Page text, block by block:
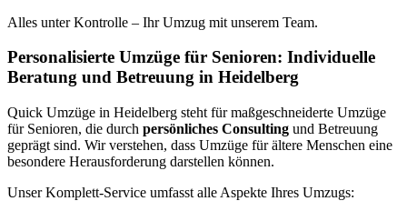
Alles unter Kontrolle – Ihr Umzug mit unserem Team.
Personalisierte Umzüge für Senioren: Individuelle
Beratung und Betreuung in Heidelberg
Quick Umzüge in Heidelberg steht für maßgeschneiderte Umzüge
für Senioren, die durch persönliches Consulting und Betreuung
geprägt sind. Wir verstehen, dass Umzüge für ältere Menschen eine
besondere Herausforderung darstellen können.
Unser Komplett-Service umfasst alle Aspekte Ihres Umzugs: